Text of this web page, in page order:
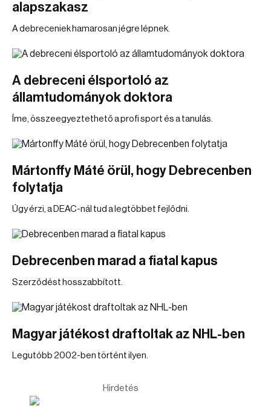
alapszakasz
A debreceniek hamarosan jégre lépnek.
A debreceni élsportoló az
államtudományok doktora
Íme, összeegyeztethető a profi sport és a tanulás.
Mártonffy Máté örül, hogy Debrecenben
folytatja
Úgy érzi, a DEAC-nál tud a legtöbbet fejlődni.
Debrecenben marad a fiatal kapus
Szerződést hosszabbított.
Magyar játékost draftoltak az NHL-ben
Legutóbb 2002-ben történt ilyen.
Hirdetés